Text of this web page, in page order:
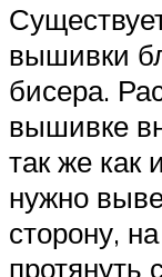
вышивки
бисера.
вышивке
так же как
нужно
сторону,
протянуть